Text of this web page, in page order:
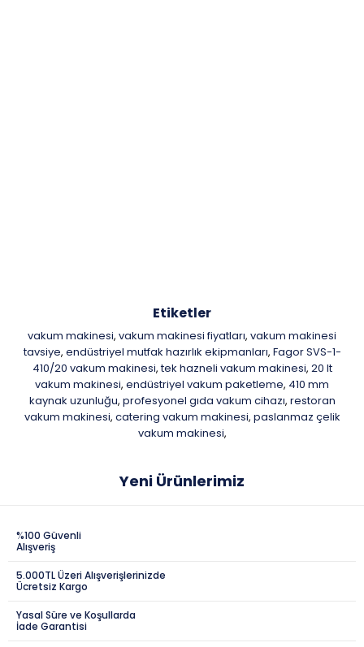
Etiketler
vakum makinesi, vakum makinesi fiyatları, vakum makinesi
tavsiye, endüstriyel mutfak hazırlık ekipmanları, Fagor SVS-1-
410/20 vakum makinesi, tek hazneli vakum makinesi, 20 lt
vakum makinesi, endüstriyel vakum paketleme, 410 mm
kaynak uzunluğu, profesyonel gıda vakum cihazı, restoran
vakum makinesi, catering vakum makinesi, paslanmaz çelik
vakum makinesi,
Yeni Ürünlerimiz
%100 Güvenli
Alışveriş
5.000TL Üzeri Alışverişlerinizde
Ücretsiz Kargo
Yasal Süre ve Koşullarda
İade Garantisi